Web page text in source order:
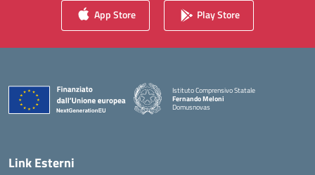
App Store Play Store
Istituto Comprensivo Statale
Fernando Meloni
Domusnovas
Link Esterni